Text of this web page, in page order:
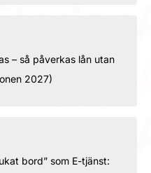
– så påverkas lån utan
2027)
bord” som E-tjänst: